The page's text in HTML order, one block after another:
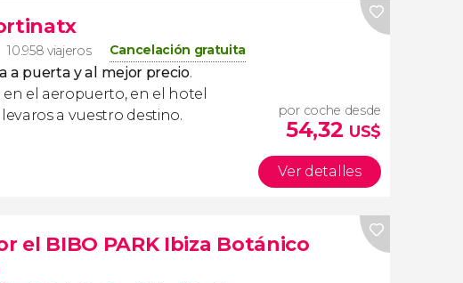
10.958 viajeros Cancelación gratuita
a puerta y al mejor precio.
el aeropuerto, en el hotel
a vuestro destino.
por coche desde
54,32 US$
Ver detalles
el BIBO PARK Ibiza Botánico